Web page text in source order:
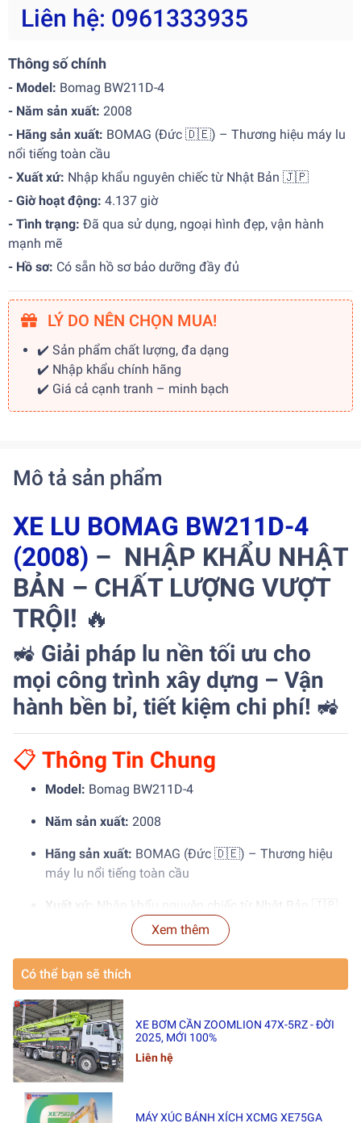
Liên hệ: 0961333935
Thông số chính
- Model: Bomag BW211D-4
- Năm sản xuất: 2008
- Hãng sản xuất: BOMAG (Đức 🇩🇪) – Thương hiệu máy lu
nổi tiếng toàn cầu
- Xuất xứ: Nhập khẩu nguyên chiếc từ Nhật Bản 🇯🇵
- Giờ hoạt động: 4.137 giờ
- Tình trạng: Đã qua sử dụng, ngoại hình đẹp, vận hành
mạnh mẽ
- Hồ sơ: Có sẵn hồ sơ bảo dưỡng đầy đủ
LÝ DO NÊN CHỌN MUA!
✔️ Sản phẩm chất lượng, đa dạng
✔️ Nhập khẩu chính hãng
✔️ Giá cả cạnh tranh – minh bạch
Mô tả sản phẩm
XE LU BOMAG BW211D-4
(2008) – NHẬP KHẨU NHẬT
BẢN – CHẤT LƯỢNG VƯỢT
TRỘI! 🔥
🚜 Giải pháp lu nền tối ưu cho
mọi công trình xây dựng – Vận
hành bền bỉ, tiết kiệm chi phí! 🚜
📋 Thông Tin Chung
Model: Bomag BW211D-4
Năm sản xuất: 2008
Hãng sản xuất: BOMAG (Đức 🇩🇪) – Thương hiệu
máy lu nổi tiếng toàn cầu
Xuất xứ: Nhập khẩu nguyên chiếc từ Nhật Bản 🇯🇵
4.137 giờ (thực tế có thể tăng nhẹ)
Tình trạng:Đã qua sử dụng, ngoại hình đẹp, vận
hành mạnh mẽ – sẵn sàng làm việc ngay
Hồ sơ:Có sẵn hồ sơ bảo dưỡng đầy đủ theo yêu cầu
🛠Thông Số Kỹ Thuật Nổi Bật
✅Trọng lượng vận hành:
Xem thêm
Có thể bạn sẽ thích
XE BƠM CẦN ZOOMLION 47X-5RZ - ĐỜI
2025, MỚI 100%
Liên hệ
MÁY XÚC BÁNH XÍCH XCMG XE75GA